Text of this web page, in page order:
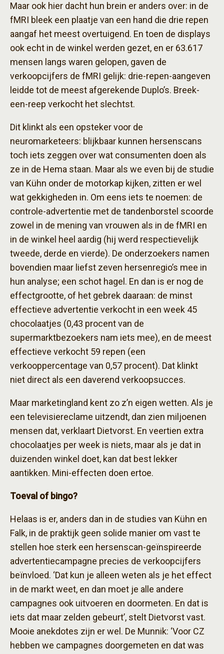
Maar ook hier dacht hun brein er anders over: in de
fMRI bleek een plaatje van een hand die drie repen
aangaf het meest overtuigend. En toen de displays
ook echt in de winkel werden gezet, en er 63.617
mensen langs waren gelopen, gaven de
verkoopcijfers de fMRI gelijk: drie-repen-aangeven
leidde tot de meest afgerekende Duplo’s. Breek-
een-reep verkocht het slechtst.
Dit klinkt als een opsteker voor de
neuromarketeers: blijkbaar kunnen hersenscans
toch iets zeggen over wat consumenten doen als
ze in de Hema staan. Maar als we even bij de studie
van Kühn onder de motorkap kijken, zitten er wel
wat gekkigheden in. Om eens iets te noemen: de
controle-advertentie met de tandenborstel scoorde
zowel in de mening van vrouwen als in de fMRI en
in de winkel heel aardig (hij werd respectievelijk
tweede, derde en vierde). De onderzoekers namen
bovendien maar liefst zeven hersenregio’s mee in
hun analyse; een schot hagel. En dan is er nog de
effectgrootte, of het gebrek daaraan: de minst
effectieve advertentie verkocht in een week 45
chocolaatjes (0,43 procent van de
supermarktbezoekers nam iets mee), en de meest
effectieve verkocht 59 repen (een
verkooppercentage van 0,57 procent). Dat klinkt
niet direct als een daverend verkoopsucces.
Maar marketingland kent zo z’n eigen wetten. Als je
een televisiereclame uitzendt, dan zien miljoenen
mensen dat, verklaart Dietvorst. En veertien extra
chocolaatjes per week is niets, maar als je dat in
duizenden winkel doet, kan dat best lekker
aantikken. Mini-effecten doen ertoe.
Toeval of bingo?
Helaas is er, anders dan in de studies van Kühn en
Falk, in de praktijk geen solide manier om vast te
stellen hoe sterk een hersenscan-geïnspireerde
advertentiecampagne precies de verkoopcijfers
beïnvloed. ‘Dat kun je alleen weten als je het effect
in de markt weet, en dan moet je alle andere
campagnes ook uitvoeren en doormeten. En dat is
iets dat maar zelden gebeurt’, stelt Dietvorst vast.
Mooie anekdotes zijn er wel. De Munnik: ‘Voor CZ
hebben we campagnes doorgemeten en dat was